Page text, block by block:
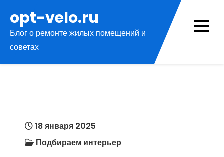
содержимому
opt-velo.ru
Блог о ремонте жилых помещений и
советах
18 января 2025
Подбираем интерьер